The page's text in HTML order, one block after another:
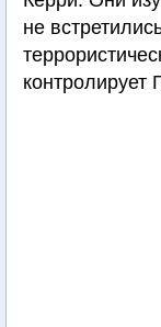
не
контролирует